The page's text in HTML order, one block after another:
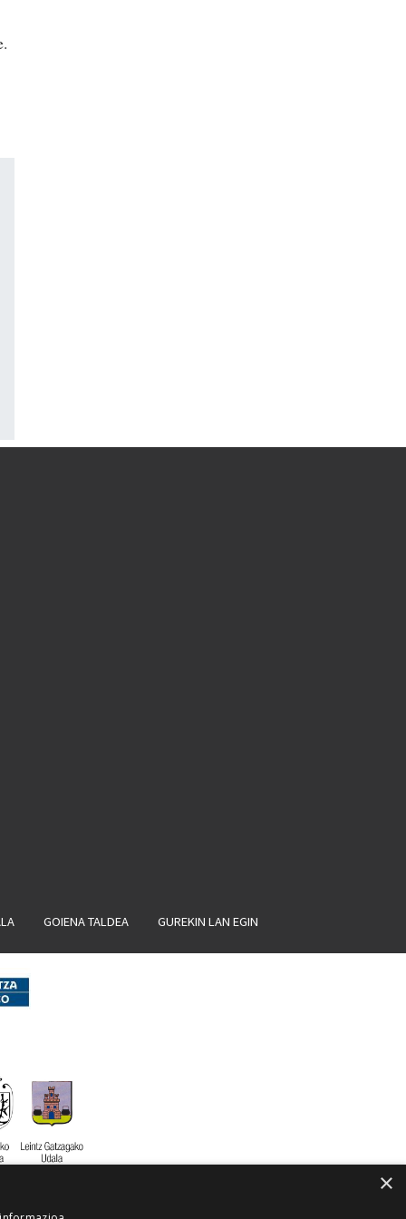
GOIENA TALDEA GUREKIN LAN EGIN
×